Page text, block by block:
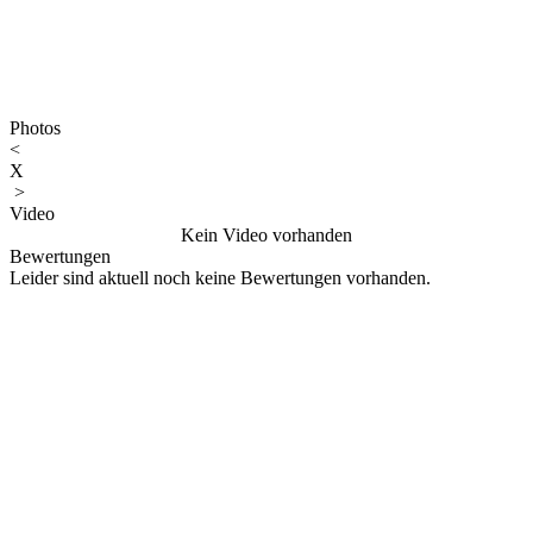
Photos
<
X
>
Video
Kein Video vorhanden
Bewertungen
Leider sind aktuell noch keine Bewertungen vorhanden.